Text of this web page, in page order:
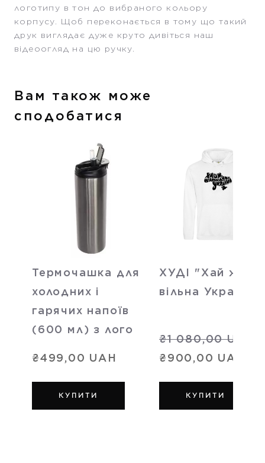
логотипу в тон до вибраного кольору
корпусу. Щоб переконається в тому що такий
друк виглядає дуже круто дивіться наш
відеоогляд на цю ручку.
Вам також може
сподобатися
Термочашка для
холодних і
гарячих напоїв
(600 мл) з лого
₴499,00 UAH
КУПИТИ
ХУДІ "Хай живе
вільна Україна"
₴1 080,00 UAH
₴900,00 UAH
КУПИТИ